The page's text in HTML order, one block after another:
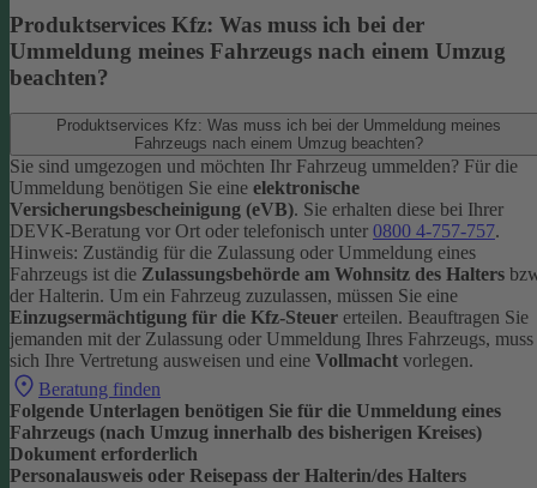
Produktservices Kfz: Was muss ich bei der
Ummeldung meines Fahrzeugs nach einem Umzug
beachten?
Produktservices Kfz: Was muss ich bei der Ummeldung meines
Fahrzeugs nach einem Umzug beachten?
Sie sind umgezogen und möchten Ihr Fahrzeug ummelden? Für die
Ummeldung benötigen Sie eine elektronische
Versicherungsbescheinigung (eVB). Sie erhalten diese bei Ihrer
DEVK-Beratung vor Ort oder telefonisch unter 0800 4-757-757.
Hinweis: Zuständig für die Zulassung oder Ummeldung eines
Fahrzeugs ist die Zulassungsbehörde am Wohnsitz des Halters
der Halterin. Um ein Fahrzeug zuzulassen, müssen Sie eine
Einzugsermächtigung für die Kfz-Steuer erteilen. Beauftragen Sie
jemanden mit der Zulassung oder Ummeldung Ihres Fahrzeugs, muss
sich Ihre Vertretung ausweisen und eine Vollmacht vorlegen.
Beratung finden
Folgende Unterlagen benötigen Sie für die Ummeldung eines
Fahrzeugs (nach Umzug innerhalb des bisherigen Kreises)
Dokument erforderlich
Personalausweis oder Reisepass der Halterin/des Halters